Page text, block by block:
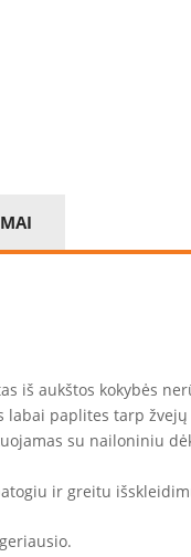
iš aukštos kokybės
paplites tarp
su nailoniniu
ir greitu